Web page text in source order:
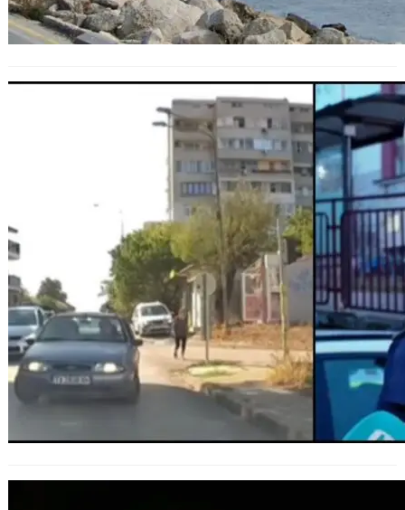
Видео от телефона до глоба:
Новата платформа във Варна вече
дава резултати